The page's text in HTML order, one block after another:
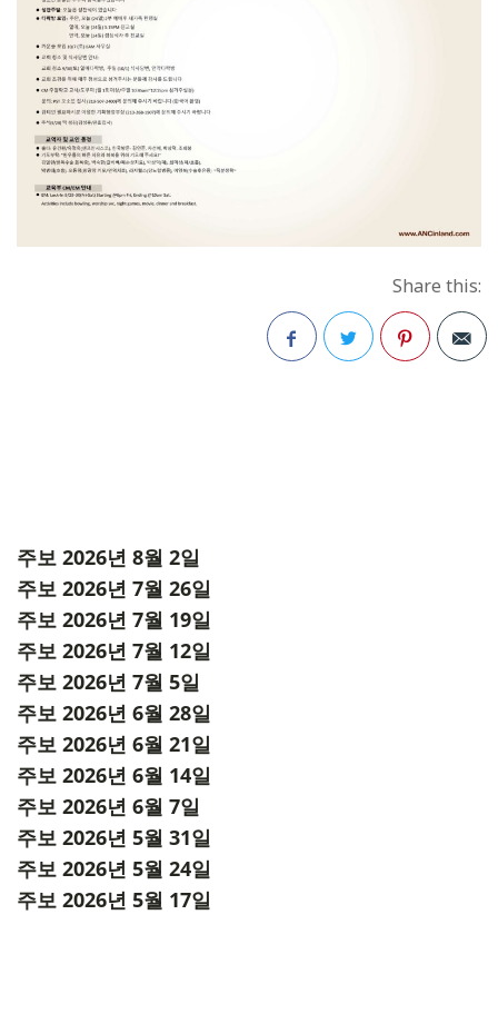
Share this:
주보 2026년 8월 2일
주보 2026년 7월 26일
주보 2026년 7월 19일
주보 2026년 7월 12일
주보 2026년 7월 5일
주보 2026년 6월 28일
주보 2026년 6월 21일
주보 2026년 6월 14일
주보 2026년 6월 7일
주보 2026년 5월 31일
주보 2026년 5월 24일
주보 2026년 5월 17일